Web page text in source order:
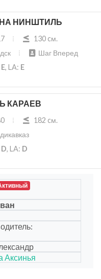
НИНШТИЛЬ
130 cм.
Шаг Вперед
E, LA: E
КАРАЕВ
182 cм.
D, LA: D
Аксинья